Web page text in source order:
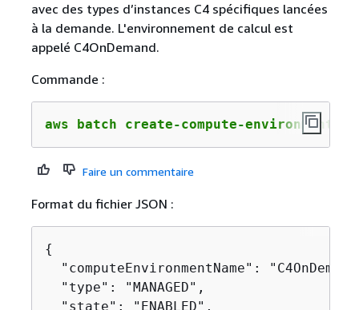
avec des types d’instances C4 spécifiques lancées
à la demande. L'environnement de calcul est
appelé C4OnDemand.
Commande :
aws batch create-compute-
Faire un commentaire
Format du fichier JSON :
{
"computeEnvironmentName":
  "type": "MANAGED",
  "state": "ENABLED",